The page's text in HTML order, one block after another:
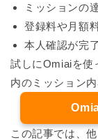
ミッションの
登録料や月額
本人確認が完
試しにOmiaiを使
内のミッション
この記事では、